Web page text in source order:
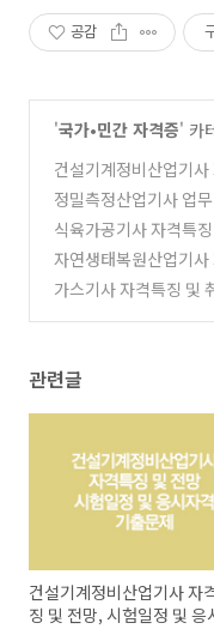
공감
'국가•민간 자격증' 카
건설기계정비산업기
정 및 응시자격, 기출문
정밀측정산업기사 업
및 응시자격, 기출문제
식육가공기사 자격특
시자격, 기출문제
(0)
자연생태복원산업기
정 및 응시자격, 기출문
가스기사 자격특징 및
관련글
건설기계정비산업기사 자
징 및 전망, 시험일정 및 응